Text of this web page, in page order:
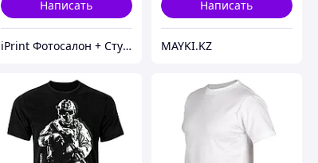
Написать
iPrint Фотосалон + Студия фотомозаики, Расходники для вашего принтера
Написать
MAYKI.KZ